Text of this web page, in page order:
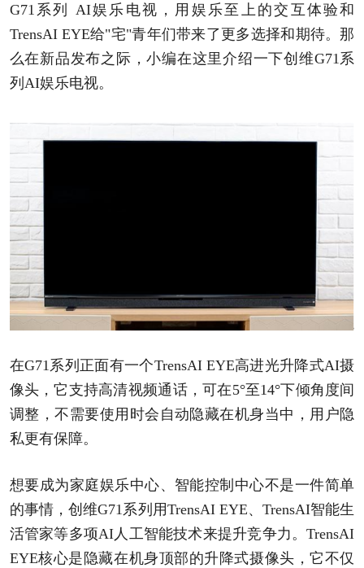
G71系列 AI娱乐电视，用娱乐至上的交互体验和
TrensAI EYE给"宅"青年们带来了更多选择和期待。那
么在新品发布之际，小编在这里介绍一下创维G71系
列AI娱乐电视。
在G71系列正面有一个TrensAI EYE高进光升降式AI摄
像头，它支持高清视频通话，可在5°至14°下倾角度间
调整，不需要使用时会自动隐藏在机身当中，用户隐
私更有保障。
想要成为家庭娱乐中心、智能控制中心不是一件简单
的事情，创维G71系列用TrensAI EYE、TrensAI智能生
活管家等多项AI人工智能技术来提升竞争力。TrensAI
EYE核心是隐藏在机身顶部的升降式摄像头，它不仅